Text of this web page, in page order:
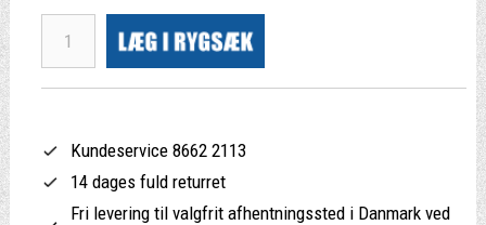
Kundeservice 8662 2113
14 dages fuld returret
Fri levering til valgfrit afhentningssted i Danmark ved